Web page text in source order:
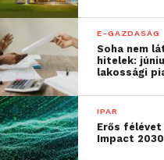
Az elit
többségének
az ingatlana
A népszerű fővárosi
Rózsadombon, a
környékén, a
Andrássy úton, és más
E-GAZDASÁG
Soha nem
hitelek:
lakossági
IPAR
Erős
Impact